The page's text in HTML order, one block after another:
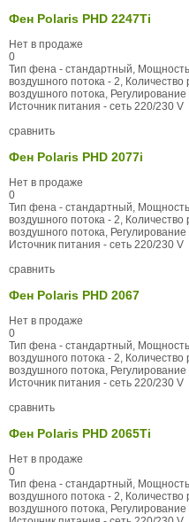
Фен Polaris PHD 2247Ti
Нет в продаже
0
Тип фена - стандартный,
воздушного потока - 2,
воздушного потока,
Источник питания - сеть 220/230 V
сравнить
Фен Polaris PHD 2077i
Нет в продаже
0
Тип фена - стандартный,
воздушного потока - 2,
воздушного потока,
Источник питания - сеть 220/230 V
сравнить
Фен Polaris PHD 2067
Нет в продаже
0
Тип фена - стандартный,
воздушного потока - 2,
воздушного потока,
Источник питания - сеть 220/230 V
сравнить
Фен Polaris PHD 2065Ti
Нет в продаже
0
Тип фена - стандартный,
воздушного потока - 2,
воздушного потока,